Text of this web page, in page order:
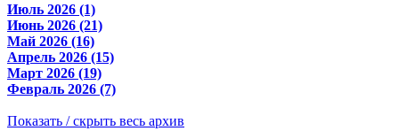
Июль 2026 (1)
Июнь 2026 (21)
Май 2026 (16)
Апрель 2026 (15)
Март 2026 (19)
Февраль 2026 (7)
Показать / скрыть весь архив